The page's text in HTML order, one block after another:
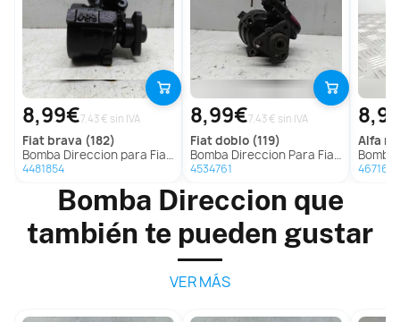
8,99€7.43 € sin IVA
fiat brava (182)
Bomba Direccion para Fiat Brava (182)
4481854
8,99€7.43 € sin IVA
fiatdoblo (119)
Bomba Direccion Para Fiat Doblo
4534761
alfa
Bomba
4671634
Bomba Direccion que
también te pueden gustar
VER MÁS